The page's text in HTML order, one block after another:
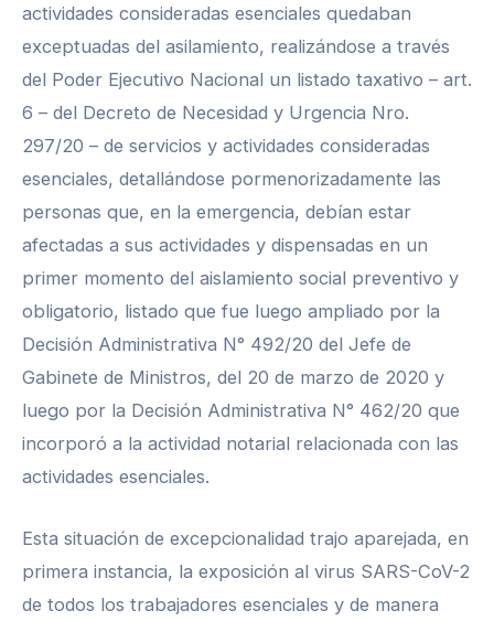
actividades consideradas esenciales quedaban
exceptuadas del asilamiento, realizándose a través
del Poder Ejecutivo Nacional un listado taxativo – art.
6 – del Decreto de Necesidad y Urgencia Nro.
297/20 – de servicios y actividades consideradas
esenciales, detallándose pormenorizadamente las
personas que, en la emergencia, debían estar
afectadas a sus actividades y dispensadas en un
primer momento del aislamiento social preventivo y
obligatorio, listado que fue luego ampliado por la
Decisión Administrativa N° 492/20 del Jefe de
Gabinete de Ministros, del 20 de marzo de 2020 y
luego por la Decisión Administrativa N° 462/20 que
incorporó a la actividad notarial relacionada con las
actividades esenciales.
Esta situación de excepcionalidad trajo aparejada, en
primera instancia, la exposición al virus SARS-CoV-2
de todos los trabajadores esenciales y de manera